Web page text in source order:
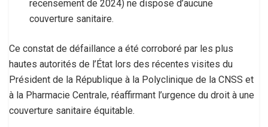
recensement de 2024) ne dispose d’aucune
couverture sanitaire.
Ce constat de défaillance a été corroboré par les plus
hautes autorités de l’État lors des récentes visites du
Président de la République à la Polyclinique de la CNSS et
à la Pharmacie Centrale, réaffirmant l’urgence du droit à une
couverture sanitaire équitable.